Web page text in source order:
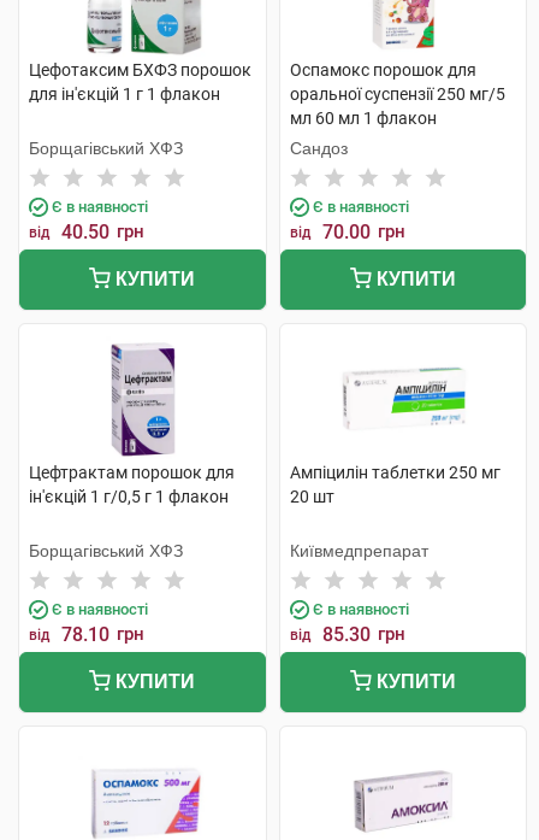
Цефотаксим БХФЗ порошок
для ін'єкцій 1 г 1 флакон
Борщагівський ХФЗ
Є в наявності
від 40.50 грн
КУПИТИ
Оспамокс порошок для
оральної суспензії 250 мг/5
мл 60 мл 1 флакон
Сандоз
Є в наявності
від 70.00 грн
КУПИТИ
Цефтрактам порошок для
ін'єкцій 1 г/0,5 г 1 флакон
Борщагівський ХФЗ
Є в наявності
від 78.10 грн
КУПИТИ
Ампіцилін таблетки 250 мг
20 шт
Київмедпрепарат
Є в наявності
від 85.30 грн
КУПИТИ